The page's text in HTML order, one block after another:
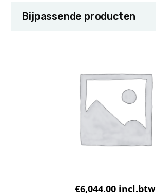
Bijpassende producten
€6,044.00 incl.btw